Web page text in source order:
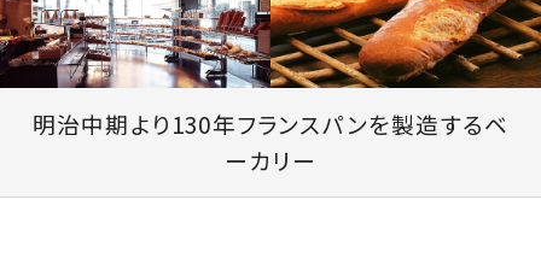
明治中期より130年フランスパンを製造するベ
ーカリー